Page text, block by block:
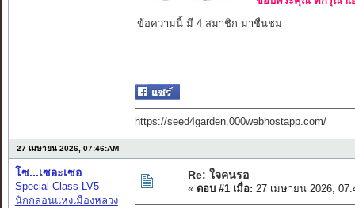
ข้อความนี้ มี 4 สมาชิก มาชื่นชม
https://seed4garden.000webhostapp.com/
27 เมษายน 2026, 07:46:AM
โซ...เซอะเซอ
Special Class LV5
นักกลอนแห่งเมืองหลวง
Re: ใจคนรอ
« ตอบ #1 เมื่อ: 27 เมษายน 2026,